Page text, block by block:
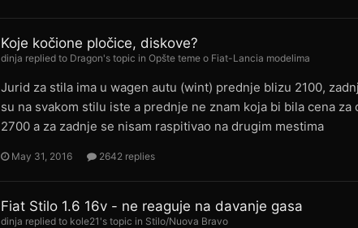
Koje kočione pločice, diskove?
dinja replied to Dragon's topic inOpšte teme o Fiat-Lancia modelima
Jurid za stila ima u wagen autu (wint) prednje blizu 2100,
su na svakom stilu iste a prednje ne znam koja bi bila cena
2700 a za zadnje se nisam raspitivao na drugim mestima
May 31, 2016 2642 replies
Fiat Stilo 1.6 16v - ne reaguje na davanje gasa
dinja replied to kole21 's topic in Stilo/Nuova Bravo